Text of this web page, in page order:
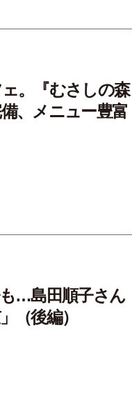
。『むさしの森
、メニュー豊富
…島田順子さん
（後編）